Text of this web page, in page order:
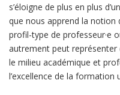
s’éloigne de plus en plus
que nous apprend la notion
profil-type de professeur·e
autrement peut représenter
le milieu académique et
l’excellence de la formation